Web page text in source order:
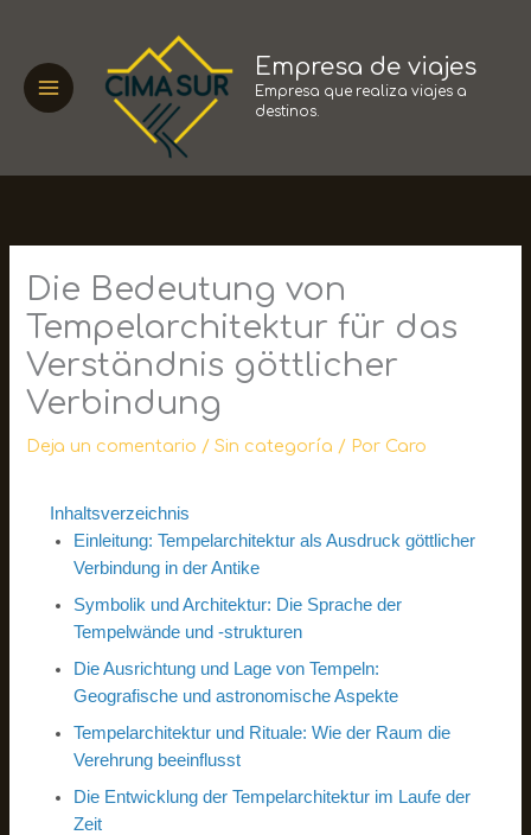
contenido
Empresa de viajes
Empresa que realiza viajes a
destinos.
Die Bedeutung von
Tempelarchitektur für das
Verständnis göttlicher
Verbindung
Deja un comentario /Sin categoría / Por Caro
Inhaltsverzeichnis
Einleitung: Tempelarchitektur als Ausdruck göttlicher
Verbindung in der Antike
Symbolik und Architektur: Die Sprache der
Tempelwände und -strukturen
Die Ausrichtung und Lage von Tempeln:
Geografische und astronomische Aspekte
Tempelarchitektur und Rituale: Wie der Raum die
Verehrung beeinflusst
Die Entwicklung der Tempelarchitektur im Laufe der
Zeit